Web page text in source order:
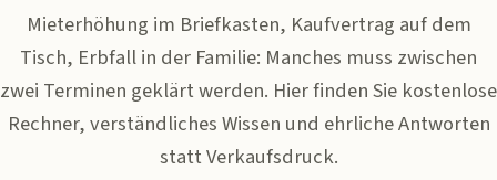
Mieterhöhung im Briefkasten, Kaufvertrag auf dem
Tisch, Erbfall in der Familie: Manches muss zwischen
zwei Terminen geklärt werden. Hier finden Sie kostenlose
Rechner, verständliches Wissen und ehrliche Antworten
statt Verkaufsdruck.